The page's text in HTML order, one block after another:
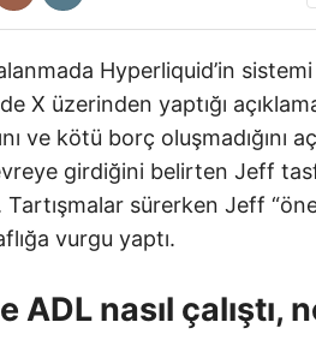
Hyperliquid’in
X üzerinden yaptığı
ve kötü borç oluşmadığını
girdiğini belirten Jeff
Tartışmalar sürerken Jeff
vurgu yaptı.
ADL nasıl